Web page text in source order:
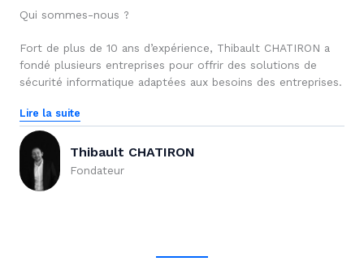
Qui sommes-nous ?
Fort de plus de 10 ans d’expérience, Thibault CHATIRON a
fondé plusieurs entreprises pour offrir des solutions de
sécurité informatique adaptées aux besoins des entreprises.
Lire la suite
Thibault CHATIRON
Fondateur